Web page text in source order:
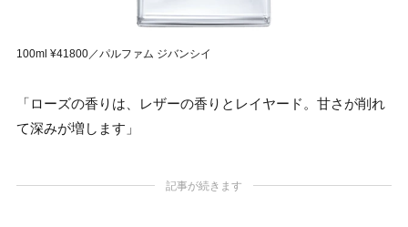
100ml ¥41800／パルファム ジバンシイ
「ローズの香りは、レザーの香りとレイヤード。甘さが削れ
て深みが増します」
記事が続きます